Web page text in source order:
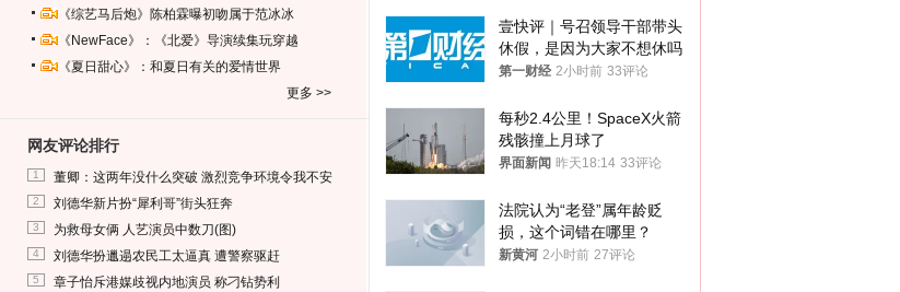
《综艺马后炮》陈柏霖曝初吻属于范冰冰
《NewFace》：《北爱》导演续集玩穿越
《夏日甜心》：和夏日有关的爱情世界
更多 >>
网友评论排行
1 董卿：这两年没什么突破 激烈竞争环境令我不安
2 刘德华新片扮“犀利哥”街头狂奔
3 为救母女俩 人艺演员中数刀(图)
4 刘德华扮邋遢农民工太逼真 遭警察驱赶
5 章子怡斥港媒歧视内地演员 称刁钻势利
壹快评｜号召领导干部带头
休假，是因为大家不想休吗
第一财经 2小时前 33评论
每秒2.4公里！SpaceX火箭
残骸撞上月球了
界面新闻 昨天18:14 33评论
法院认为“老登”属年龄贬
损，这个词错在哪里？
新黄河 2小时前 27评论